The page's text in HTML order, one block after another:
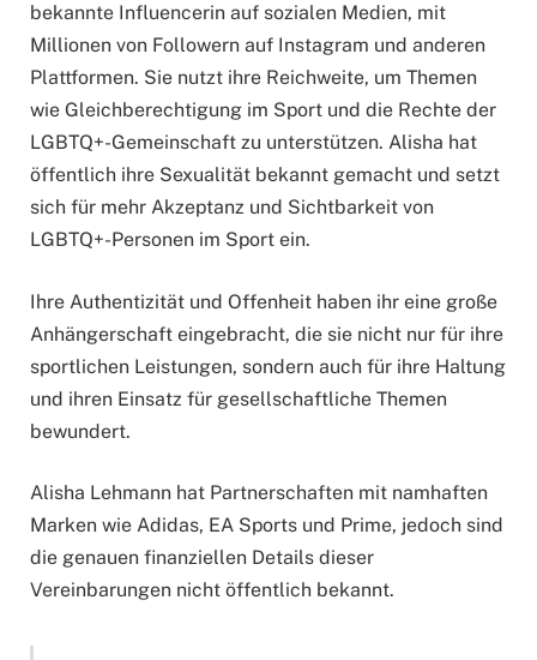
bekannte Influencerin auf sozialen Medien, mit
Millionen von Followern auf Instagram und anderen
Plattformen. Sie nutzt ihre Reichweite, um Themen
wie Gleichberechtigung im Sport und die Rechte der
LGBTQ+-Gemeinschaft zu unterstützen. Alisha hat
öffentlich ihre Sexualität bekannt gemacht und setzt
sich für mehr Akzeptanz und Sichtbarkeit von
LGBTQ+-Personen im Sport ein.
Ihre Authentizität und Offenheit haben ihr eine große
Anhängerschaft eingebracht, die sie nicht nur für ihre
sportlichen Leistungen, sondern auch für ihre Haltung
und ihren Einsatz für gesellschaftliche Themen
bewundert.
Alisha Lehmann hat Partnerschaften mit namhaften
Marken wie Adidas, EA Sports und Prime, jedoch sind
die genauen finanziellen Details dieser
Vereinbarungen nicht öffentlich bekannt.